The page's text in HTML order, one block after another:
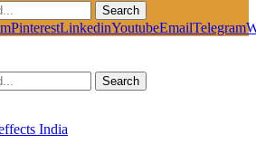
Search
PinterestLinkedinYoutubeEmailTelegram
Search
India